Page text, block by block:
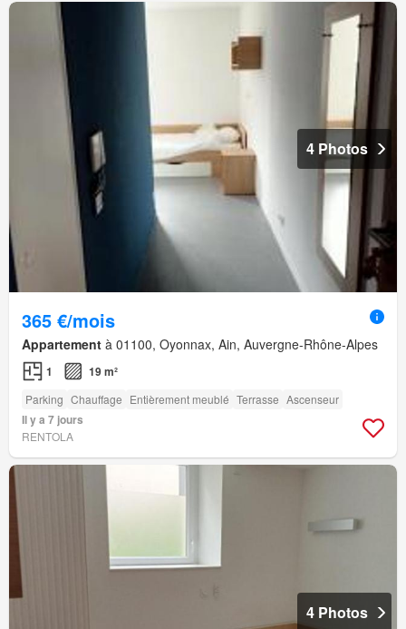
4 Photos
365 €/mois
Appartement à 01100, Oyonnax, Ain, Auvergne-Rhône-Alpes
1 19 m²
Parking Chauffage Entièrement meublé Terrasse Ascenseur
Il y a 7 jours
RENTOLA
4 Photos